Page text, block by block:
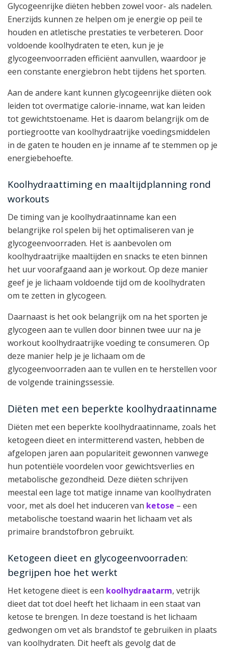
Glycogeenrijke diëten hebben zowel voor- als nadelen.
Enerzijds kunnen ze helpen om je energie op peil te
houden en atletische prestaties te verbeteren. Door
voldoende koolhydraten te eten, kun je je
glycogeenvoorraden efficiënt aanvullen, waardoor je
een constante energiebron hebt tijdens het sporten.
Aan de andere kant kunnen glycogeenrijke diëten ook
leiden tot overmatige calorie-inname, wat kan leiden
tot gewichtstoename. Het is daarom belangrijk om de
portiegrootte van koolhydraatrijke voedingsmiddelen
in de gaten te houden en je inname af te stemmen op je
energiebehoefte.
Koolhydraattiming en maaltijdplanning rond
workouts
De timing van je koolhydraatinname kan een
belangrijke rol spelen bij het optimaliseren van je
glycogeenvoorraden. Het is aanbevolen om
koolhydraatrijke maaltijden en snacks te eten binnen
het uur voorafgaand aan je workout. Op deze manier
geef je je lichaam voldoende tijd om de koolhydraten
om te zetten in glycogeen.
Daarnaast is het ook belangrijk om na het sporten je
glycogeen aan te vullen door binnen twee uur na je
workout koolhydraatrijke voeding te consumeren. Op
deze manier help je je lichaam om de
glycogeenvoorraden aan te vullen en te herstellen voor
de volgende trainingssessie.
Diëten met een beperkte koolhydraatinname
Diëten met een beperkte koolhydraatinname, zoals het
ketogeen dieet en intermitterend vasten, hebben de
afgelopen jaren aan populariteit gewonnen vanwege
hun potentiële voordelen voor gewichtsverlies en
metabolische gezondheid. Deze diëten schrijven
meestal een lage tot matige inname van koolhydraten
voor, met als doel het induceren van ketose – een
metabolische toestand waarin het lichaam vet als
primaire brandstofbron gebruikt.
Ketogeen dieet en glycogeenvoorraden:
begrijpen hoe het werkt
Het ketogene dieet is een koolhydraatarm, vetrijk
dieet dat tot doel heeft het lichaam in een staat van
ketose te brengen. In deze toestand is het lichaam
gedwongen om vet als brandstof te gebruiken in plaats
van koolhydraten. Dit heeft als gevolg dat de